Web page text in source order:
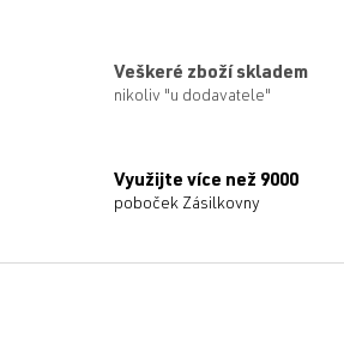
Veškeré zboží skladem
nikoliv "u dodavatele"
Využijte více než 9000
poboček Zásilkovny